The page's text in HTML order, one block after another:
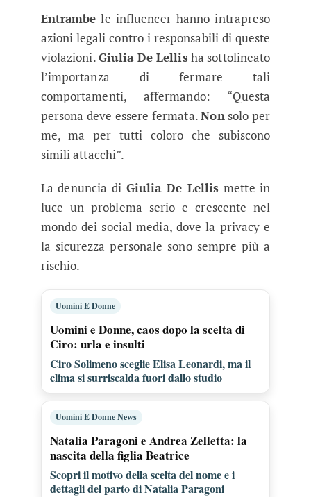
Entrambe le influencer hanno intrapreso
azioni legali contro i responsabili di queste
violazioni.Giulia De Lellis ha sottolineato
l’importanza di fermare tali
comportamenti, affermando: “Questa
persona deve essere fermata.Nonsolo per
me, ma per tutti coloro che subiscono
simili attacchi”.
La denuncia di Giulia De Lellis mette in
luce un problema serio e crescente nel
mondo dei social media, dove la privacy e
la sicurezza personale sono sempre più a
rischio.
Uomini E Donne
Uomini e Donne, caos dopo la scelta di
Ciro: urla e insulti
Ciro Solimeno sceglie Elisa Leonardi, ma il
clima si surriscalda fuori dallo studio
Uomini E Donne News
Natalia Paragoni e Andrea Zelletta: la
nascita della figlia Beatrice
Scopri il motivo della scelta del nome e i
dettagli del parto di Natalia Paragoni